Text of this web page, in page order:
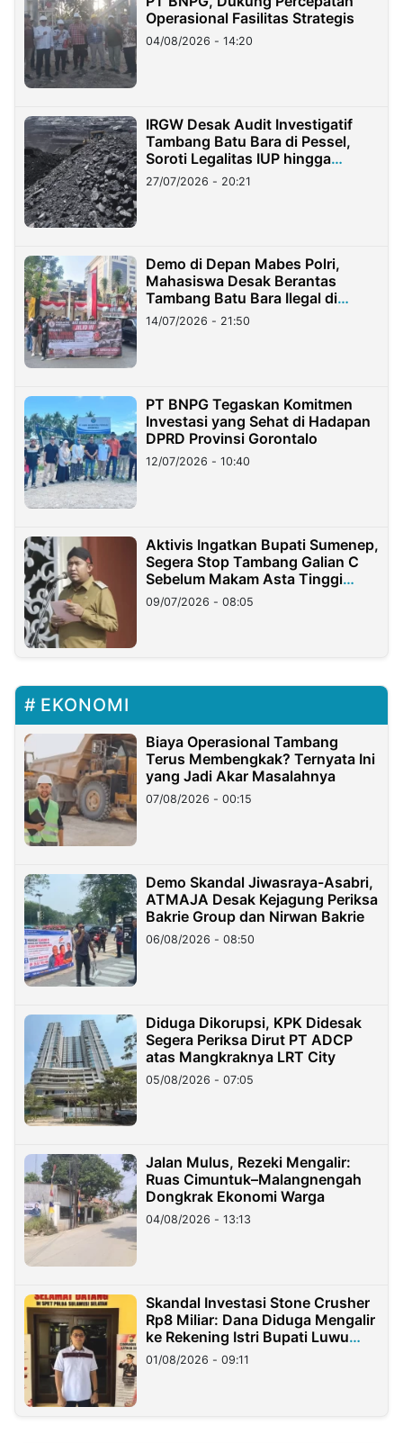
Operasional Fasilitas Strategis
04/08/2026 - 14:20
IRGW Desak Audit Investigatif
Tambang Batu Bara di Pessel,
Soroti Legalitas IUP hingga
Stockpile
27/07/2026 - 20:21
Demo di Depan Mabes Polri,
Mahasiswa Desak Berantas
Tambang Batu Bara Ilegal di
Lampung
14/07/2026 - 21:50
PT BNPG Tegaskan Komitmen
Investasi yang Sehat di Hadapan
DPRD Provinsi Gorontalo
12/07/2026 - 10:40
Aktivis Ingatkan Bupati Sumenep,
Segera Stop Tambang Galian C
Sebelum Makam Asta Tinggi
Longsor
09/07/2026 - 08:05
EKONOMI
Biaya Operasional Tambang
Terus Membengkak? Ternyata Ini
yang Jadi Akar Masalahnya
07/08/2026 - 00:15
Demo Skandal Jiwasraya-Asabri,
ATMAJA Desak Kejagung Periksa
Bakrie Group dan Nirwan Bakrie
06/08/2026 - 08:50
Diduga Dikorupsi, KPK Didesak
Segera Periksa Dirut PT ADCP
atas Mangkraknya LRT City
05/08/2026 - 07:05
Jalan Mulus, Rezeki Mengalir:
Ruas Cimuntuk–Malangnengah
Dongkrak Ekonomi Warga
04/08/2026 - 13:13
Skandal Investasi Stone Crusher
Rp8 Miliar: Dana Diduga Mengalir
ke Rekening Istri Bupati Luwu
Timur
01/08/2026 - 09:11